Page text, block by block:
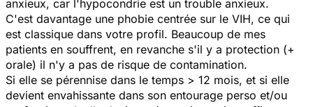
anxieux, car l'hypocondrie est un trouble anxieux.
C'est davantage une phobie centrée sur le VIH, ce qui
est classique dans votre profil. Beaucoup de mes
patients en souffrent, en revanche s'il y a protection (+
orale) il n'y a pas de risque de contamination.
Si elle se pérennise dans le temps > 12 mois, et si elle
devient envahissante dans son entourage perso et/ou